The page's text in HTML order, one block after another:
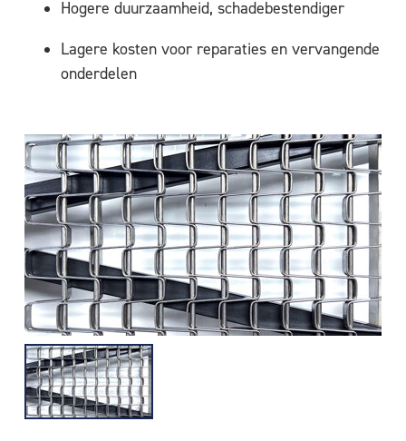
Hogere duurzaamheid, schadebestendiger
Lagere kosten voor reparaties en vervangende
onderdelen